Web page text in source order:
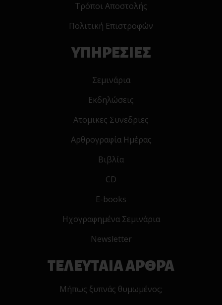
Τρόποι Αποστολής
Πολιτική Επιστροφών
ΥΠΗΡΕΣΙΕΣ
Σεμινάρια
Εκδηλώσεις
Ατομικες Συνεδριες
Αρθρογραφία Ημέρας
Βιβλία
CD
E-books
Ηχογραφημένα Σεμινάρια
Newsletter
ΤΕΛΕΥΤΑΙΑ ΑΡΘΡΑ
Μήπως ξυπνάς θυμωμένος;